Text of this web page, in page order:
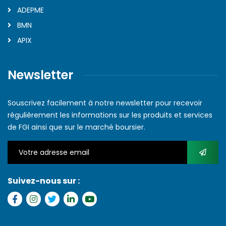
ADEPME
BMN
APIX
Newsletter
Souscrivez facilement à notre newsletter pour recevoir
régulièrement les informations sur les produits et services
de FGI ainsi que sur le marché boursier.
Suivez-nous sur :